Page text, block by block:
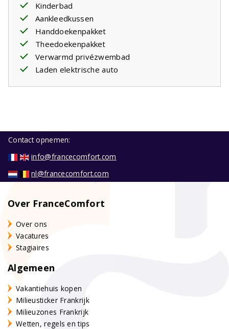
Kinderbad
Aankleedkussen
Handdoekenpakket
Theedoekenpakket
Verwarmd privézwembad
Laden elektrische auto
Contact opnemen:
info@francecomfort.com
nl@francecomfort.com
Over FranceComfort
Over ons
Vacatures
Stagiaires
Algemeen
Vakantiehuis kopen
Milieusticker Frankrijk
Milieuzones Frankrijk
Wetten, regels en tips